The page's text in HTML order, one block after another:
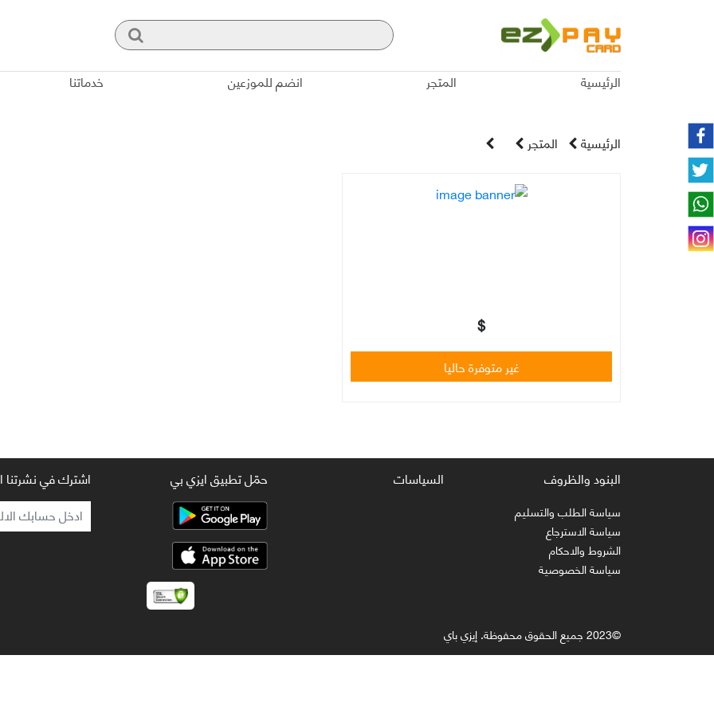
الرئيسية
المتجر انضم للموزعين خدماتنا
الرئيسية المتجر
$
غير متوفرة حاليا
البنود والظروف
سياسة الطلب والتسليم
سياسة الاسترجاع
الشروط والاحكام
سياسة الخصوصية
السياسات حمّل تطبيق ايزي بي
اشترك في نشرتنا
©2023 جميع الحقوق محفوظة. إيزي باي